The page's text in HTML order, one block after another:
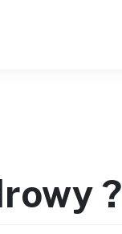
?